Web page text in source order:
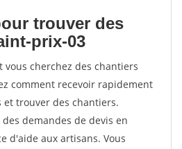
trouver des
prix-03
vous cherchez des chantiers
comment recevoir rapidement
et trouver des chantiers.
demandes de devis en
d'aide aux artisans. Vous